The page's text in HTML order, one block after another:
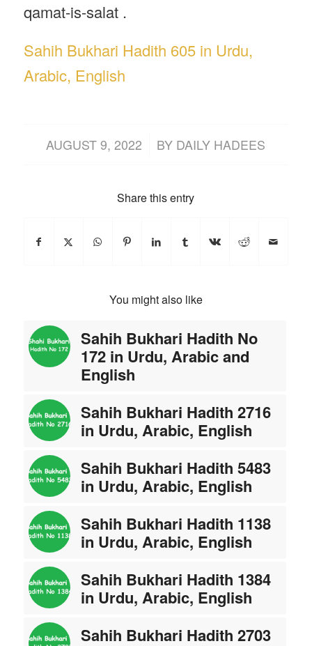
qamat-is-salat .
Sahih Bukhari Hadith 605 in Urdu,
Arabic, English
AUGUST 9, 2022
/ BY DAILY HADEES
Share this entry
You might also like
Sahih Bukhari Hadith No
172 in Urdu, Arabic and
English
Sahih Bukhari Hadith 2716
in Urdu, Arabic, English
Sahih Bukhari Hadith 5483
in Urdu, Arabic, English
Sahih Bukhari Hadith 1138
in Urdu, Arabic, English
Sahih Bukhari Hadith 1384
in Urdu, Arabic, English
Sahih Bukhari Hadith 2703